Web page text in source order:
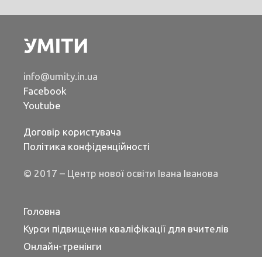
info@umity.in.ua
Facebook
Youtube
Договір користувача
Політика конфіденційності
© 2017 – Центр нової освіти Івана Іванова
Головна
Курси підвищення кваліфікації для вчителів
Онлайн-тренінги